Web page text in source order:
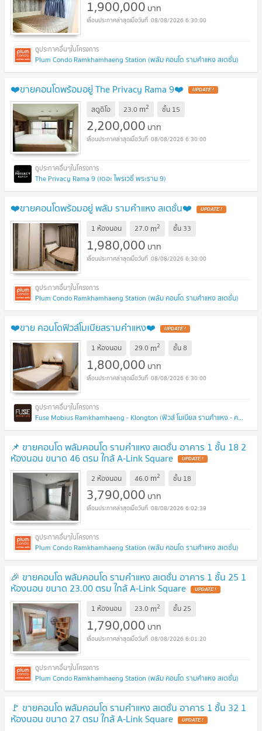
1,900,000 บาท
08/08/2026 6:30:00
Plum Condo Ramkhamhaeng Station (พลัม คอนโด รามคำแหง สเตชั่น)
❤️ขายคอนโดพร้อมอยู่ The Privacy Rama 9❤️ UPDATE !
สตูดิโอ 23.0 m2 ชั้น 15
2,200,000 บาท
08/08/2026 6:30:00
The Privacy Rama 9 (เดอะ ไพรเวซี่ พระราม 9)
❤️ขายคอนโดพร้อมอยู่ พลัม รามคำแหง สเตชั่น❤️ UPDATE !
1 ห้องนอน 27.0 m2 ชั้น 33
1,980,000 บาท
08/08/2026 6:30:00
Plum Condo Ramkhamhaeng Station (พลัม คอนโด รามคำแหง สเตชั่น)
❤️ขาย คอนโดฟิวส์โมเบียสรามคำแหง❤️ UPDATE !
1 ห้องนอน 29.0 m2 ชั้น8
1,800,000 บาท
08/08/2026 6:30:00
Fuse Mobius Ramkhamhaeng - Klongton (ฟิวส์ โมเบียส รามคำแหง - คลองตัน)
📌 ขายคอนโด พลัมคอนโด รามคำแหง สเตชั่น อาคาร 1 ชั้น 18 2
ห้องนอน ขนาด 46 ตรม ใกล้ A-Link Square UPDATE !
2 ห้องนอน 46.0 m2 ชั้น 18
3,790,000 บาท
08/08/2026 6:02:39
Plum Condo Ramkhamhaeng Station (พลัม คอนโด รามคำแหง สเตชั่น)
🎉 ขายคอนโด พลัมคอนโด รามคำแหง สเตชั่น อาคาร 1 ชั้น 25 1
ห้องนอน ขนาด 23.00 ตรม ใกล้ A-Link Square UPDATE !
1 ห้องนอน 23.0 m2 ชั้น25
1,790,000 บาท
08/08/2026 6:01:20
Plum Condo Ramkhamhaeng Station (พลัม คอนโด รามคำแหง สเตชั่น)
🚩 ขายคอนโด พลัมคอนโด รามคำแหง สเตชั่น อาคาร 1 ชั้น 32 1
ห้องนอน ขนาด 27 ตรม ใกล้ A-Link Square UPDATE !